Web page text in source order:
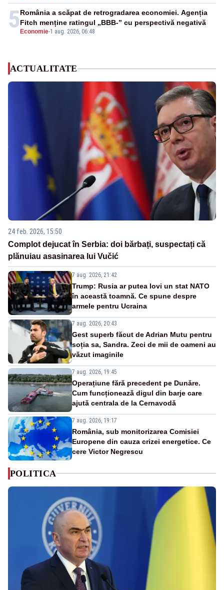
5 Economie-1 aug. 2026, 06:48
România a scăpat de retrogradarea economiei. Agenția
Fitch menține ratingul „BBB-” cu perspectivă negativă
ACTUALITATE
24 feb. 2026, 15:50
Complot dejucat în Serbia: doi bărbați, suspectați că
plănuiau asasinarea lui Vučić
7 aug. 2026, 21:42
Trump: Rusia ar putea lovi un stat NATO
în această toamnă. Ce spune despre
armele pentru Ucraina
7 aug. 2026, 20:43
Gest superb făcut de Adrian Mutu pentru
soția sa, Sandra. Zeci de mii de oameni au
văzut imaginile
7 aug. 2026, 19:45
Operațiune fără precedent pe Dunăre.
Cum funcționează digul din barje care
ajută centrala de la Cernavodă
7 aug. 2026, 19:17
România, sub monitorizarea Comisiei
Europene din cauza crizei energetice. Ce
cere Victor Negrescu
POLITICA